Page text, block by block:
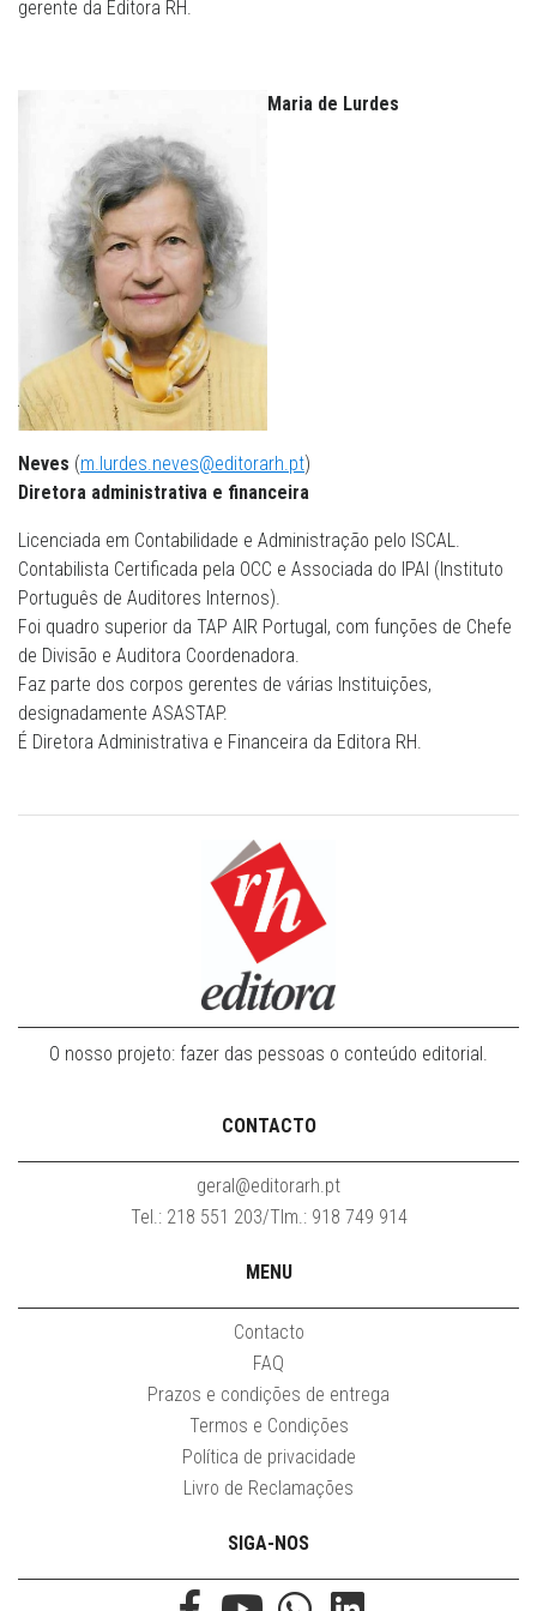
gerente da Editora RH.
Maria de Lurdes
Neves (m.lurdes.neves@editorarh.pt)
Diretora administrativa e financeira
Licenciada em Contabilidade e Administração pelo ISCAL.
Contabilista Certificada pela OCC e Associada do IPAI (Instituto
Português de Auditores Internos).
Foi quadro superior da TAP AIR Portugal, com funções de Chefe
de Divisão e Auditora Coordenadora.
Faz parte dos corpos gerentes de várias Instituições,
designadamente ASASTAP.
É Diretora Administrativa e Financeira da Editora RH.
O nosso projeto: fazer das pessoas o conteúdo editorial.
CONTACTO
geral@editorarh.pt
Tel.: 218 551 203/Tlm.: 918 749 914
MENU
Contacto
FAQ
Prazos e condições de entrega
Termos e Condições
Política de privacidade
Livro de Reclamações
SIGA-NOS